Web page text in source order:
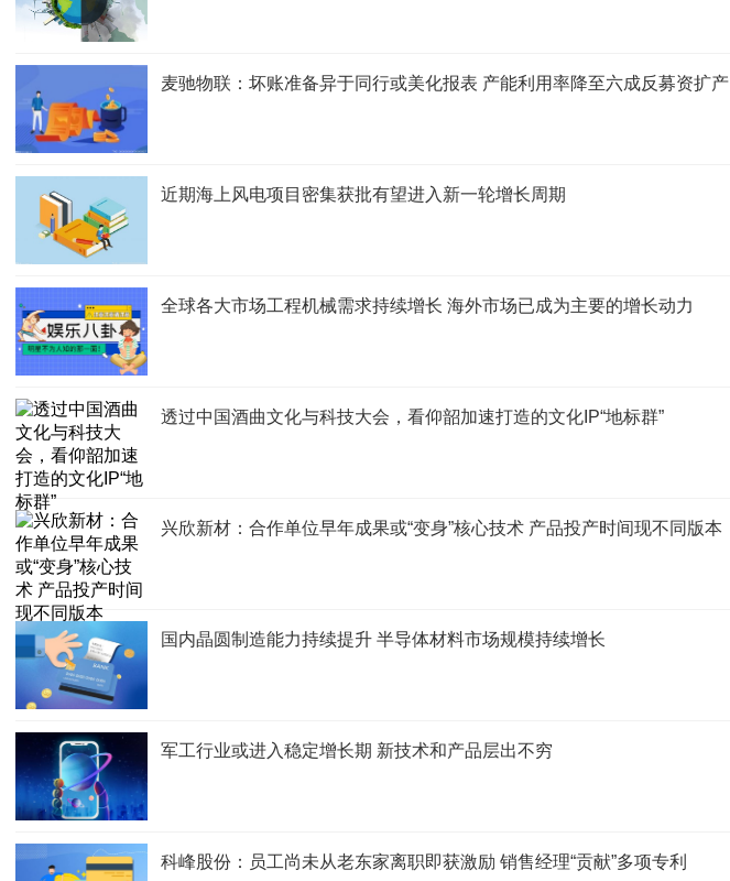
麦驰物联：坏账准备异于同行或美化报表 产能利用率降至六成反募资扩产
近期海上风电项目密集获批有望进入新一轮增长周期
全球各大市场工程机械需求持续增长 海外市场已成为主要的增长动力
透过中国酒曲文化与科技大会，看仰韶加速打造的文化IP“地标群”
兴欣新材：合作单位早年成果或“变身”核心技术 产品投产时间现不同版本
国内晶圆制造能力持续提升 半导体材料市场规模持续增长
军工行业或进入稳定增长期 新技术和产品层出不穷
科峰股份：员工尚未从老东家离职即获激励 销售经理“贡献”多项专利